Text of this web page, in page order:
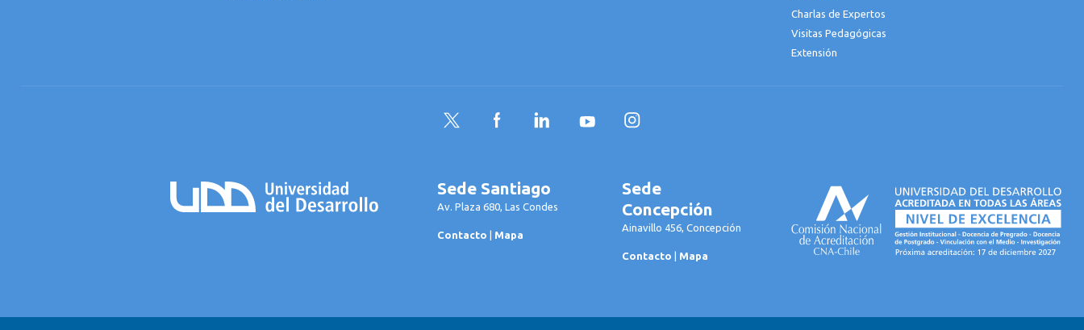
Charlas de Expertos
Visitas Pedagógicas
Extensión
Twitter FacebookLinkedInYouTubeInstagram
Sede Santiago
Av. Plaza 680, Las Condes
Contacto | Mapa
Sede
Concepción
Ainavillo 456, Concepción
Contacto | Mapa